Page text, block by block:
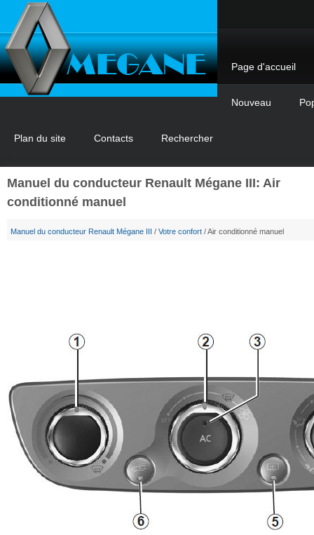
Page d'accueil
Nouveau
Plan du site Contacts Rechercher
Manuel du conducteur Renault Mégane III: Air
conditionné manuel
Manuel du conducteur Renault Mégane III / Votre confort / Air conditionné manuel